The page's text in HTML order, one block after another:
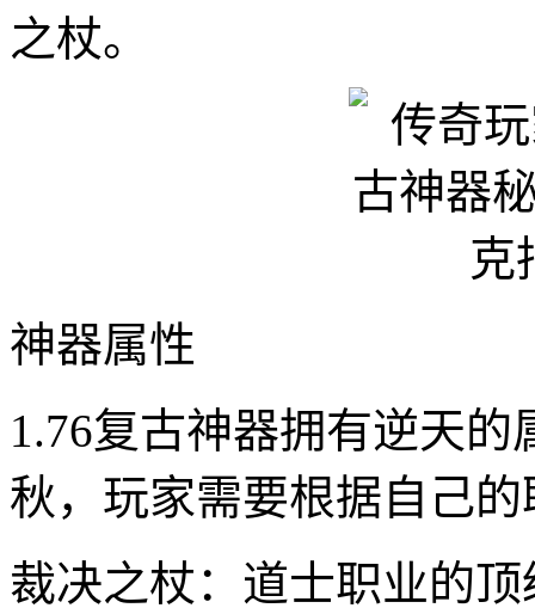
之杖。
神器属性
1.76复古神器拥有逆天
秋，玩家需要根据自己
裁决之杖：道士职业的